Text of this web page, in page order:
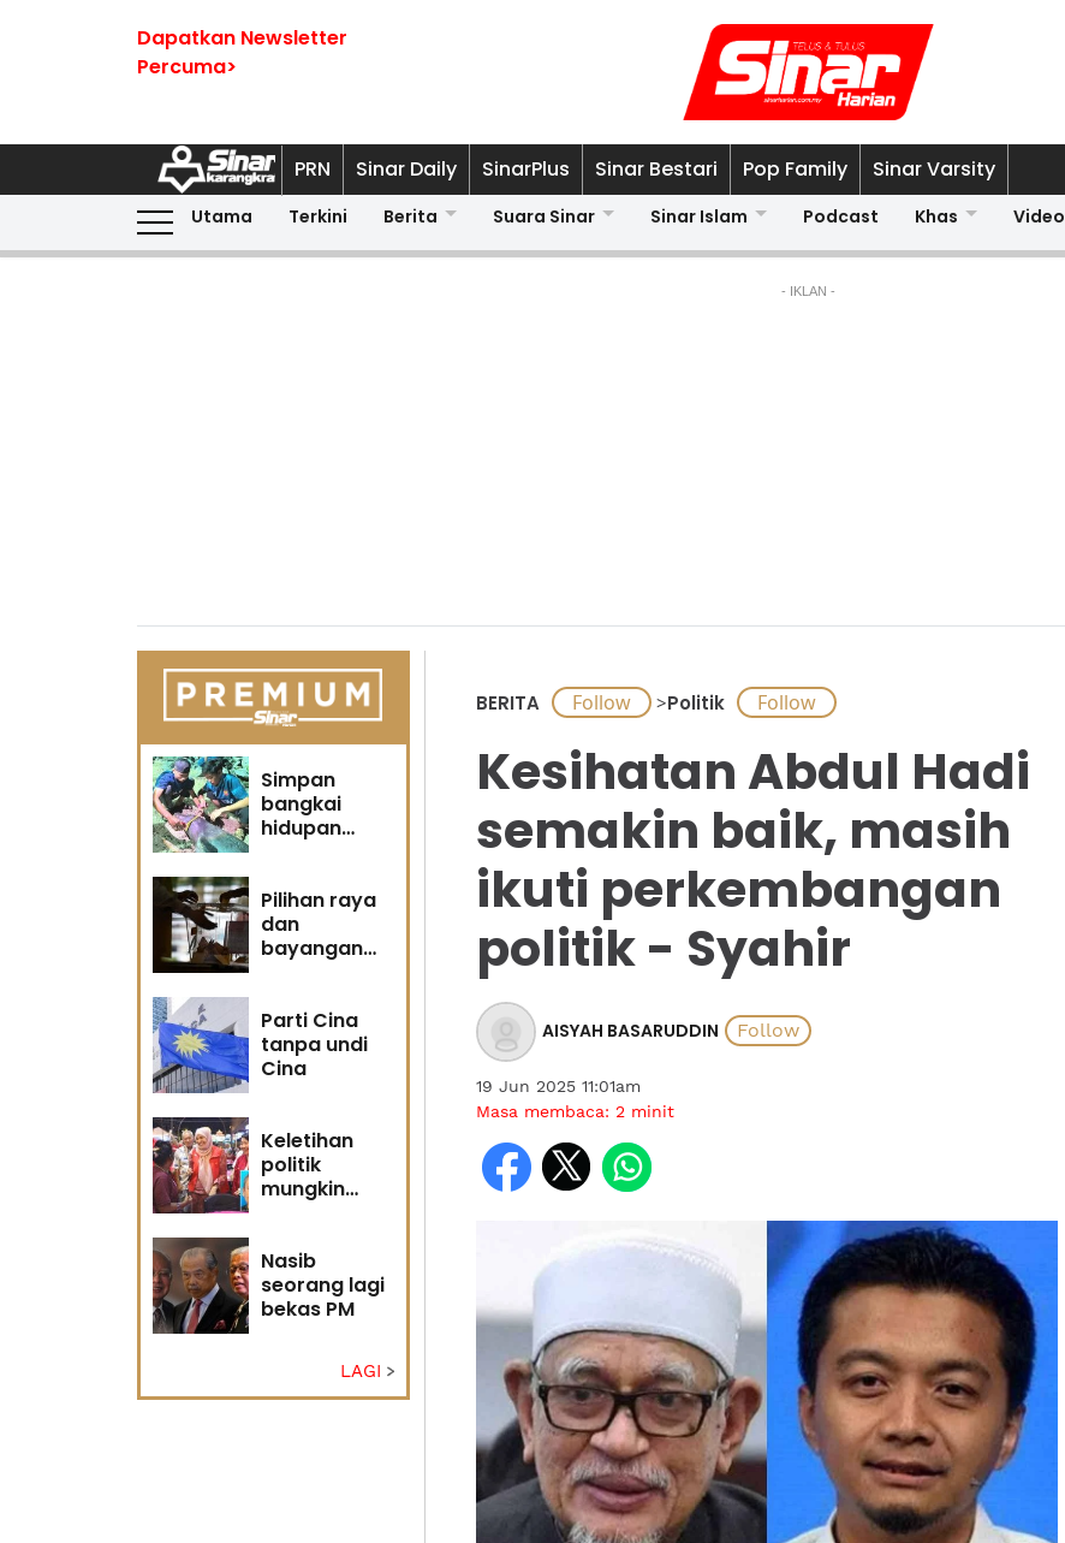
Dapatkan Newsletter
Percuma>
PRN Sinar Daily SinarPlus Sinar Bestari Pop Family Sinar Varsity
Utama Terkini Berita Suara Sinar Sinar Islam Podcast Khas Video
- IKLAN -
Simpan
bangkai
hidupan
Pilihan raya
dan
bayangan
Parti Cina
tanpa undi
Cina
Keletihan
politik
mungkin
diri -
Penganalisis
politik
Nasib
seorang lagi
bekas PM
LAGI
BERITA >Politik
Kesihatan Abdul Hadi
semakin baik, masih
ikuti perkembangan
politik - Syahir
AISYAH BASARUDDIN
19 Jun 2025 11:01am
Masa membaca: 2 minit